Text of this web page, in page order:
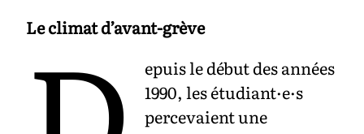
Le climat d’avant-grève
epuis le début des années
1990, les étudiant·e·s
percevaient une